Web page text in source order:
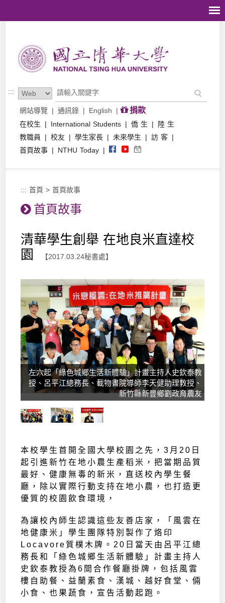
:::
網站導覽 | 通訊錄 | English | 捐款
在校生 | International Students | 僑 生 |
陸 生
教職員
| 校友 | 學生家長 | 未來學生 | 訪 客 |
首頁故事 | NTHU Today |
::: 首頁 >首頁故事
首頁故事
清華學生創舉 在地良米直達校
園
【2017.03.24秘書處】
左六起「綠色城鄉生活新體驗」計畫主持人史欽泰教
授、呂平江總務長、載物書院導師李天健助理教授、
新竹縣新豐鄉劉政育農友
本校學生首開全國大學校園之先，3月20日
起引進新竹在地小農生產稻米，把當期品質
最好、健康無毒的新米，直送校內學生餐
廳，除以實際行動支持在地小農，也打造更
優質的校園飲食環境，
為讓校內師生認識這些友善店家，「風雲在
地健康米」學生團隊特別製作了烙印
Locavore質樸木牌。20日當天由呂平江總
務長和「綠色城鄉生活新體驗」計畫主持人
史欽泰教授為6間合作餐廳掛牌，包括風雲
樓自助餐、益蘭素食、漢城、越好食堂、倆
小食、也果蔬食，宣告活動起跑。